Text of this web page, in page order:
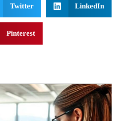
Twitter LinkedIn
Pinterest